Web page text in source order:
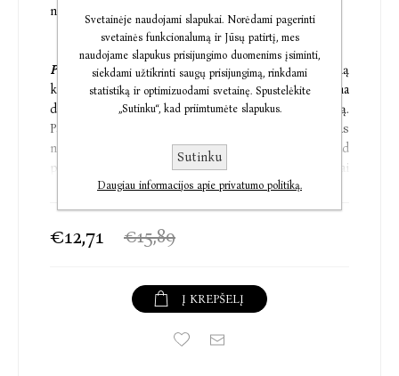
nepasitaiko, yra būdų, kaip ją sukurti.
Paslėptas potencialassiūlo naują sistemą, padedančią
kelti siekius ir viršyti lūkesčius, nukreipdama
dėmesį nuo įgimto genialumo į mokymosi galią.
Pasakodamas įtikinamas istorijas ir pristatydamas
novatoriškus tyrimus knygos autorius parodo, kad
pažanga labiau priklauso ne nuo to, kiek sunkiai
dirbate, bet nuo to, kaip gerai mokotės. Augimas
nėra susijęs su jūsų turimu talentu– jį skatina
charakterio ugdymas. Ši knyga parodo, kaip
kiekvienas gali pasiekti didesnius dalykus. Tikrasis
aukštis, o tai, kiek toli nuėjote, kad ją pasiektumėte.
Ši nuostabi knyga atskleidžia, ko reikia, kad taptum
€12,71 €15,89
Į KREPŠELĮ
Svetainėje naudojami slapukai. Norėdami pagerinti
svetainės funkcionalumą ir Jūsų patirtį, mes
naudojame slapukus prisijungimo duomenims įsiminti,
siekdami užtikrinti saugų prisijungimą, rinkdami
statistiką ir optimizuodami svetainę. Spustelėkite
„Sutinku“, kad priimtumėte slapukus.
Sutinku
Daugiau informacijos apie privatumo politiką.